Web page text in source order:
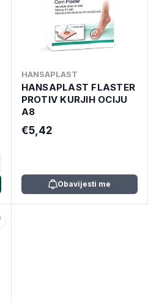
HANSAPLAST
HANSAPLAST FLASTER
PROTIV KURJIH OCIJU
A8
€5,42
Obavijesti me